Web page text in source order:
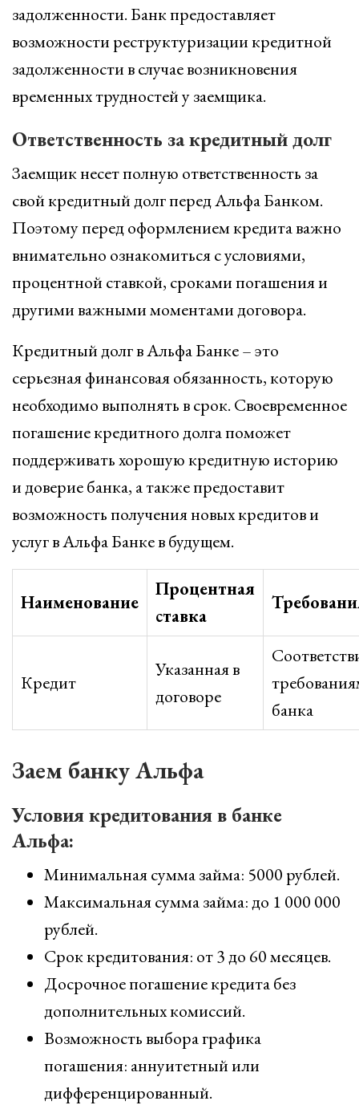
задолженности. Банк предоставляет
возможности реструктуризации кредитной
задолженности в случае возникновения
временных трудностей у заемщика.
Ответственность за кредитный долг
Заемщик несет полную ответственность за
свой кредитный долг перед Альфа Банком.
Поэтому перед оформлением кредита важно
внимательно ознакомиться с условиями,
процентной ставкой, сроками погашения и
другими важными моментами договора.
Кредитный долг в Альфа Банке – это
серьезная финансовая обязанность, которую
необходимо выполнять в срок. Своевременное
погашение кредитного долга поможет
поддерживать хорошую кредитную историю
и доверие банка, а также предоставит
возможность получения новых кредитов и
услуг в Альфа Банке в будущем.
Наименование
Процентная
ставка
Кредит
Указанная в
договоре
банка
Заем банку Альфа
Условия кредитования в банке
Альфа:
Минимальная сумма займа: 5000 рублей.
Максимальная сумма займа: до 1 000 000
рублей.
Срок кредитования: от 3 до 60 месяцев.
Досрочное погашение кредита без
дополнительных комиссий.
Возможность выбора графика
погашения: аннуитетный или
дифференцированный.